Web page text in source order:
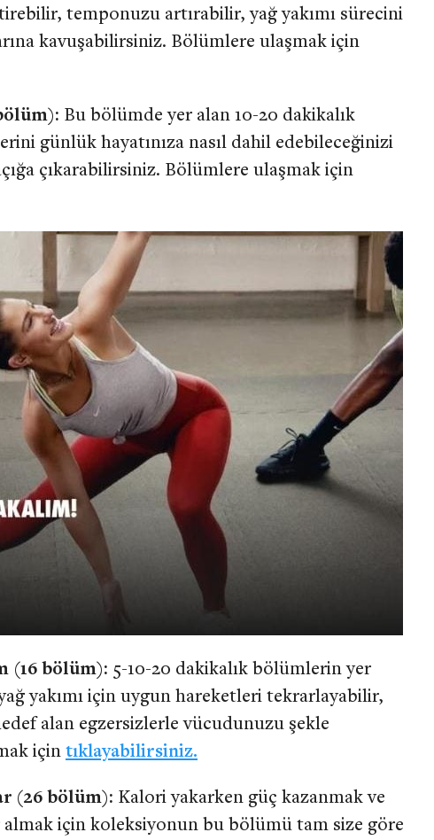
temponuzu artırabilir, yağ yakımı sürecini
kavuşabilirsiniz. Bölümlere ulaşmak için
Bu bölümde yer alan 10-20 dakikalık
günlük hayatınıza nasıl dahil edebileceğinizi
çıkarabilirsiniz. Bölümlere ulaşmak için
(16 bölüm): 5-10-20 dakikalık bölümlerin yer
yağ yakımı için uygun hareketleri tekrarlayabilir,
alan egzersizlerle vücudunuzu şekle
için tıklayabilirsiniz.
(26 bölüm): Kalori yakarken güç kazanmak ve
almak için koleksiyonun bu bölümü tam size göre